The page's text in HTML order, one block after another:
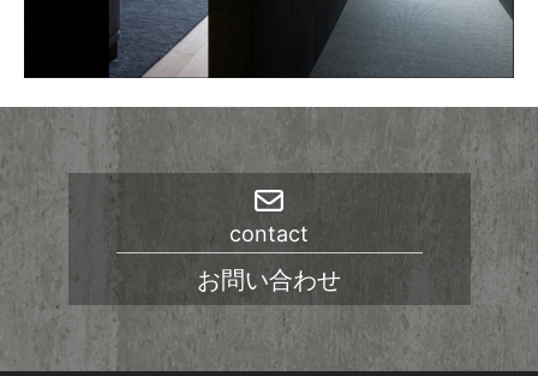
contact
お問い合わせ